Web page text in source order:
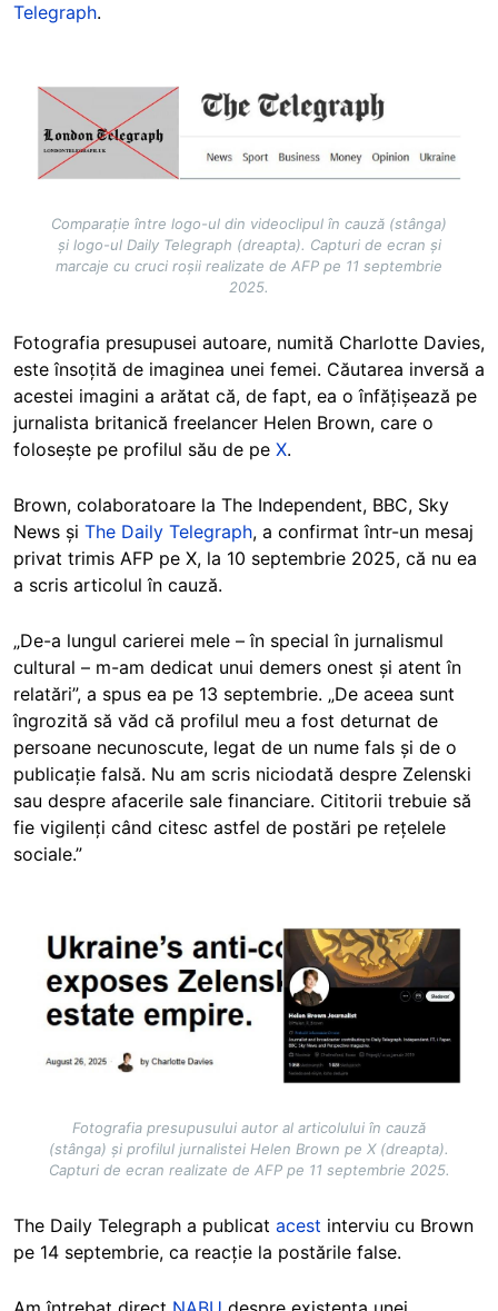
Telegraph.
Image
Comparație între logo-ul din videoclipul în cauză (stânga)
și logo-ul Daily Telegraph (dreapta). Capturi de ecran și
marcaje cu cruci roșii realizate de AFP pe 11 septembrie
2025.
Fotografia presupusei autoare, numită Charlotte Davies,
este însoțită de imaginea unei femei. Căutarea inversă a
acestei imagini a arătat că, de fapt, ea o înfățișează pe
jurnalista britanică freelancer Helen Brown, care o
folosește pe profilul său de pe X.
Brown, colaboratoare la The Independent, BBC, Sky
News și The Daily Telegraph, a confirmat într-un mesaj
privat trimis AFP pe X, la 10 septembrie 2025, că nu ea
a scris articolul în cauză.
„De-a lungul carierei mele – în special în jurnalismul
cultural – m-am dedicat unui demers onest și atent în
relatări”, a spus ea pe 13 septembrie. „De aceea sunt
îngrozită să văd că profilul meu a fost deturnat de
persoane necunoscute, legat de un nume fals și de o
publicație falsă. Nu am scris niciodată despre Zelenski
sau despre afacerile sale financiare. Cititorii trebuie să
fie vigilenți când citesc astfel de postări pe rețelele
sociale.”
Image
Fotografia presupusului autor al articolului în cauză
(stânga) și profilul jurnalistei Helen Brown pe X (dreapta).
Capturi de ecran realizate de AFP pe 11 septembrie 2025.
The Daily Telegraph a publicat acest interviu cu Brown
pe 14 septembrie, ca reacție la postările false.